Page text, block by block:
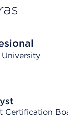
University
Certification